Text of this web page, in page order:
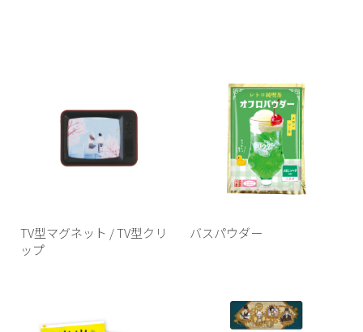
TV型マグネット / TV型クリ
ップ
バスパウダー